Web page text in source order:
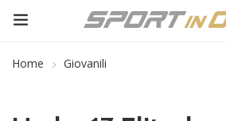
Home Giovanili